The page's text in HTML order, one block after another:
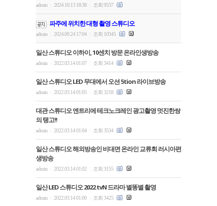
admin 2024.10.13 18:38 조회 9537
파주에 위치한 대형 촬영 스튜디오
admin 2024.09.24 17:04 조회 10345
일산 스튜디오 이하이, 10센치 방문 온라인생방송
admin 2022.03.14 01:07 조회 3414
일산 스튜디오 LED 무대에서 오션 5tion 라이브방송
admin 2022.03.14 01:05 조회 3218
대관 스튜디오 엔트리에 테크노크레인 광고촬영 멋진한쌍
의 탱고!!
admin 2022.03.14 01:04 조회 3534
일산 스튜디오 해외방송인 비대면 온라인 교류회 러시아편
생방송
admin 2022.03.14 01:02 조회 3155
일산 LED 스튜디오 2022 tvN 드라마 별똥별 촬영
admin 2022.03.14 01:00 조회 3425